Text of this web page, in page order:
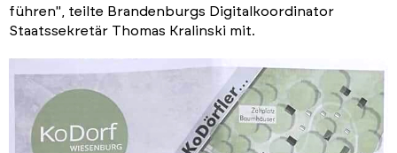
führen", teilte Brandenburgs Digitalkoordinator
Staatssekretär Thomas Kralinski mit.